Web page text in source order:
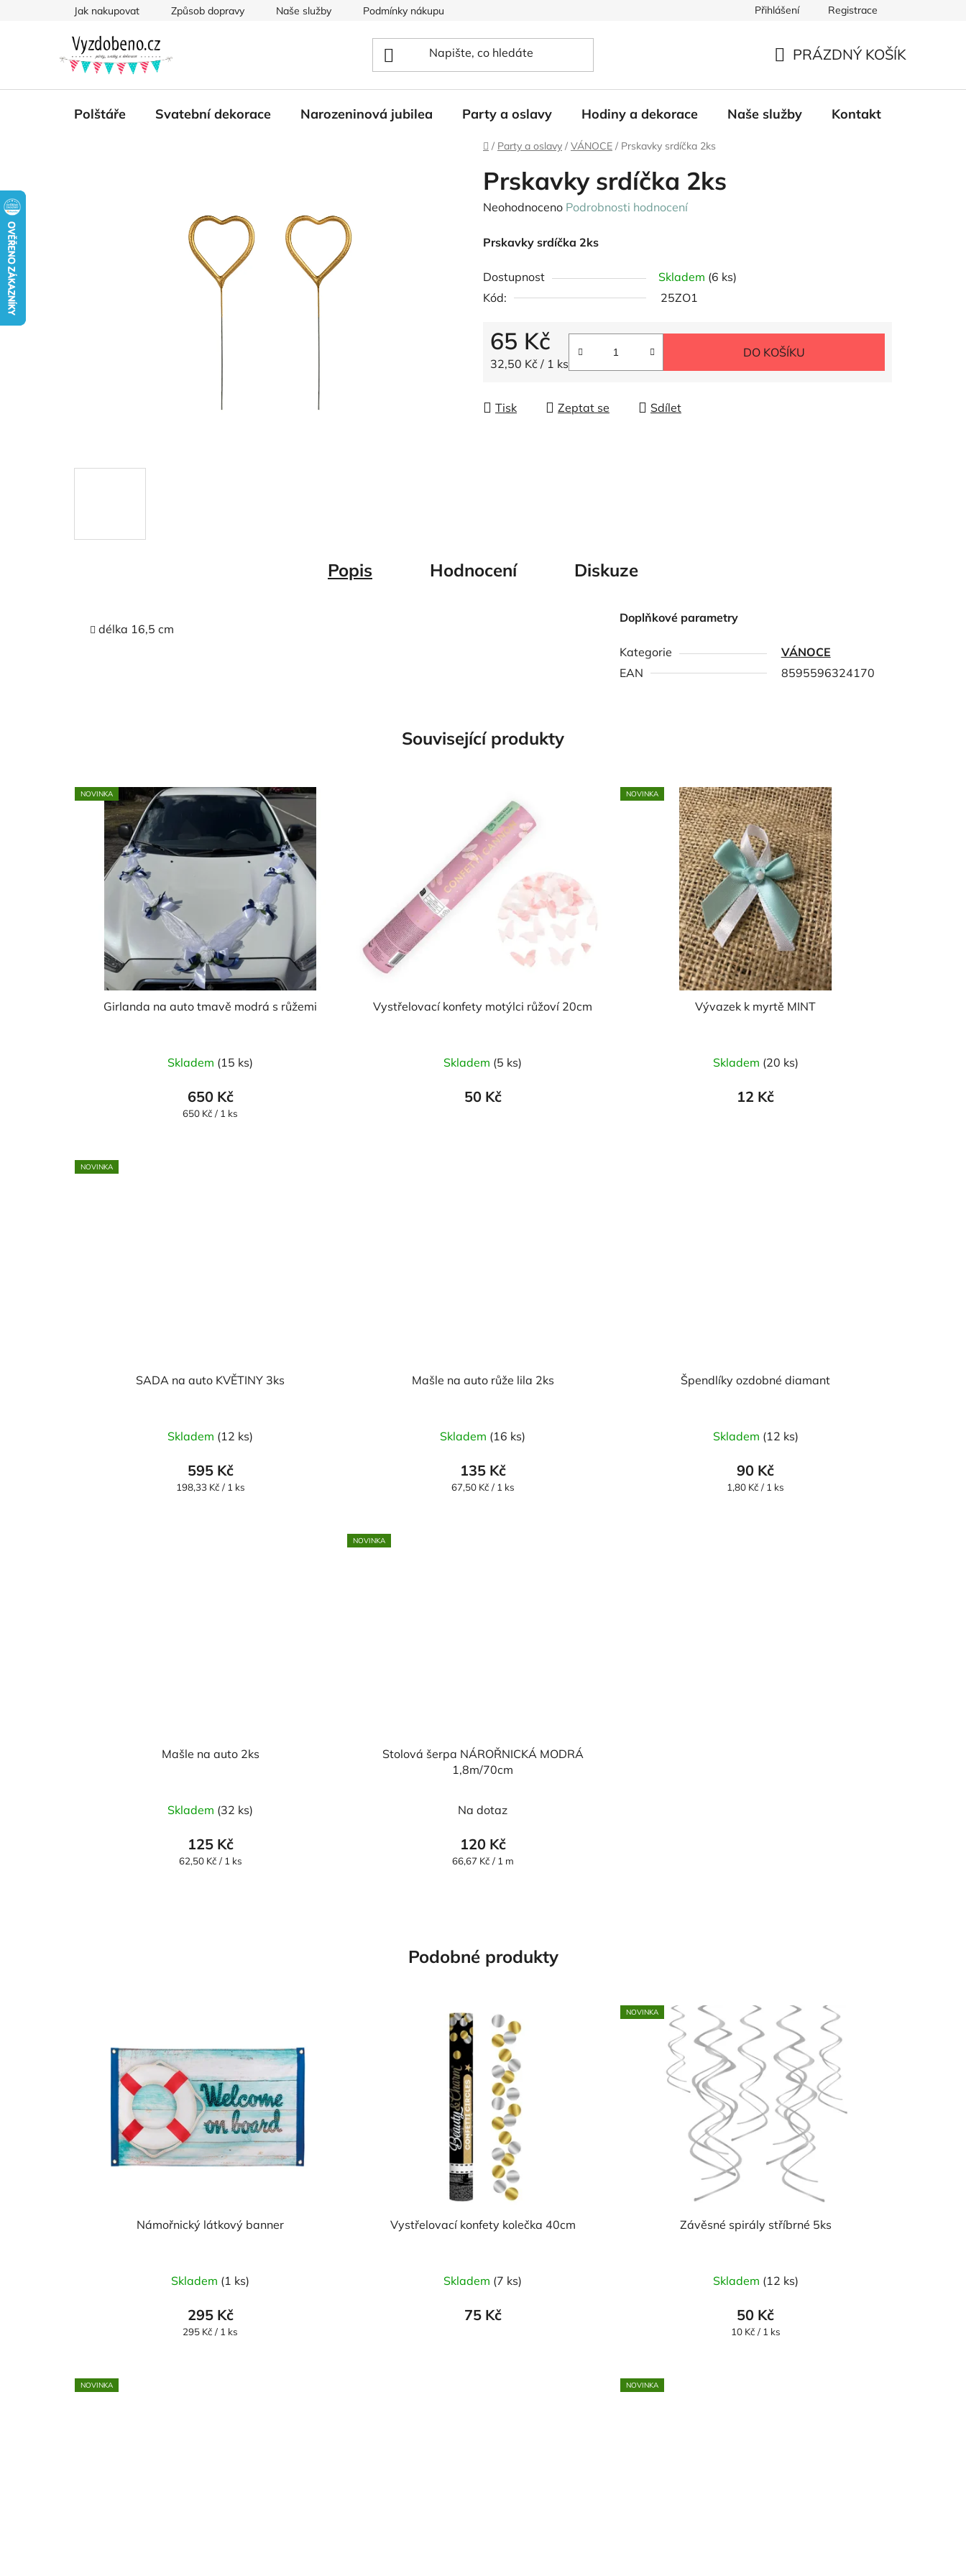
Jak nakupovat Způsob dopravy Naše služby Podmínky nákupu Přihlášení Registrace
KOŠÍK
PRÁZDNÝ KOŠÍK
Polštáře Svatební dekorace Narozeninová jubilea Party a oslavy Hodiny a dekorace Naše služby Kontakt
Domů
/ Party a oslavy / VÁNOCE / Prskavky srdíčka 2ks
Prskavky srdíčka 2ks
Průměrné
produktu
0,0
z
hvězdiček.
Neohodnoceno Podrobnosti hodnocení
Prskavky srdíčka 2ks
Dostupnost Skladem (6 ks)
Kód:
25ZO1
65 Kč
Měrná cena:
32,50 Kč / 1 ks
DO KOŠÍKU
Tisk Zeptat se Sdílet
Popis Hodnocení Diskuze
délka 16,5 cm
Doplňkové parametry
Kategorie
VÁNOCE
EAN
8595596324170
Související produkty
NOVINKA
Girlanda na auto tmavě modrá s růžemi
Skladem (15 ks)
650 Kč
Měrná
650 Kč / 1 ks
Vystřelovací konfety motýlci růžoví 20cm
Skladem (5 ks)
50 Kč
NOVINKA
Vývazek k myrtě MINT
hodnocení
produktu
Skladem (20 ks)
12 Kč
NOVINKA
SADA na auto KVĚTINY 3ks
hodnocení
produktu
je
Skladem (12 ks)
595 Kč
Měrná
198,33 Kč / 1 ks
Mašle na auto růže lila 2ks
Skladem (16 ks)
135 Kč
Měrná
67,50 Kč / 1 ks
Špendlíky ozdobné diamant
Skladem (12 ks)
90 Kč
Měrná
1,80 Kč / 1 ks
Mašle na auto 2ks
Skladem (32 ks)
125 Kč
Měrná
62,50 Kč / 1 ks
NOVINKA
Stolová šerpa NÁROŘNICKÁ MODRÁ
1,8m/70cm
Na dotaz
120 Kč
Měrná
66,67 Kč / 1 m
Podobné produkty
Námořnický látkový banner
Skladem (1 ks)
295 Kč
Měrná
295 Kč / 1 ks
Vystřelovací konfety kolečka 40cm
Skladem (7 ks)
75 Kč
NOVINKA
Závěsné spirály stříbrné 5ks
Skladem (12 ks)
50 Kč
Měrná
10 Kč / 1 ks
NOVINKA NOVINKA